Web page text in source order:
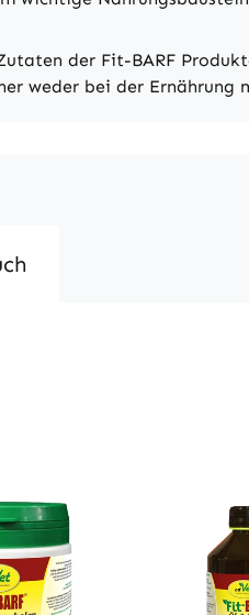
der Fit-BARF
weder bei der Ernährung